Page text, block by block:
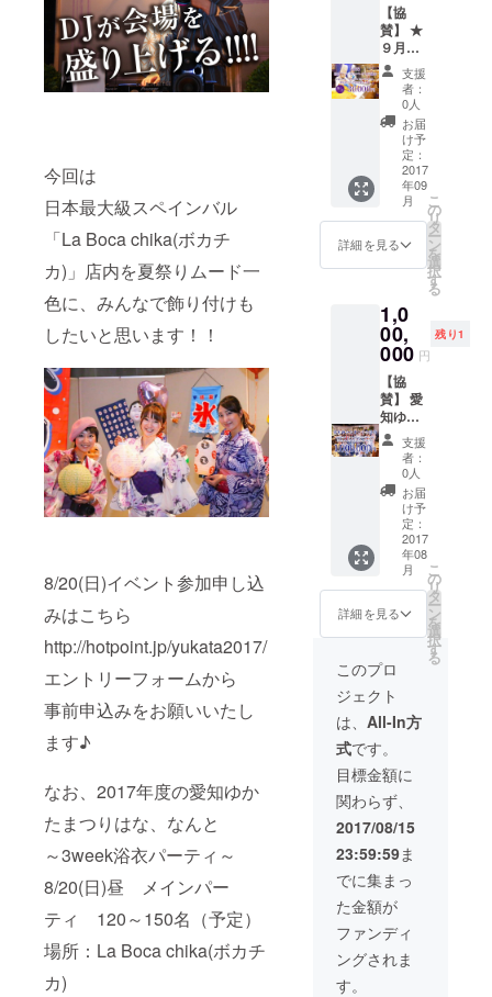
今回は
日本最大級スペインバル
「La Boca chika(ボカチ
カ)」店内を夏祭りムード一
色に、みんなで飾り付けも
したいと思います！！
8/20(日)イベント参加申し込
みはこちら
http://hotpoint.jp/yukata2017/
エントリーフォームから
事前申込みをお願いいたし
ます♪
なお、2017年度の愛知ゆか
たまつりはな、なんと
～3week浴衣パーティ～
8/20(日)昼 メインパー
ティ 120～150名（予定）
場所：La Boca chika(ボカチ
カ)
す ※
ご希望
があれ
ばPRタ
イムを
設けさ
せてい
ただき
ます
【協
賛】 ★
９月３
日浴衣
でシャ
ンパン
パー
ティの
協賛
※特大
ケーキ
お買い
上げい
ただ
き、参
加者全
る舞え
ます
※ご希望
があれ
ばPRタ
イムを
設けさ
せてい
ただき
ます
支援
者：
0人
お届
け予
定：
2017
年09
月
詳細を見る
こ
の
リ
タ
ー
ン
を
選
択
す
る
1,0
00,
000 円
残り1
【協
賛】 愛
知ゆか
たまつ
りの協
賛 ※
協賛の
タイミ
ングは
自由に
選べま
す。
（3day
sまたは
2018年
度のゆ
かたま
つり開
催時）
※内容
は協賛
者様と
できる
ことを
一緒に
考えさ
せてい
ただき
ますの
で、リ
ターン
を選択
する前
に、必
支援
者：
0人
お届
け予
定：
2017
年08
月
詳細を見る
こ
の
リ
タ
ー
ン
を
選
択
す
る
このプロ
ジェクト
は、 All-In方
式です。
目標金額に
関わらず、
2017/08/15
23:59:59ま
でに集まっ
た金額が
ファンディ
ングされま
す。